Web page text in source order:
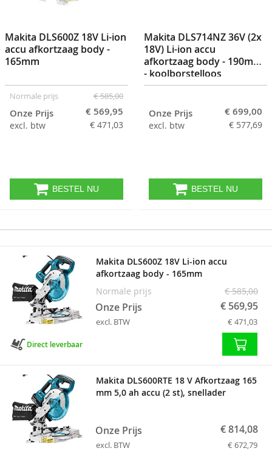
Makita DLS600Z 18V Li-ion
accu afkortzaag body -
165mm
Normale prijs € 585,00
Onze Prijs € 569,95
excl. btw € 471,03
BESTEL NU
Makita DLS714NZ 36V (2x
18V) Li-ion accu
afkortzaag body - 190mm
- koolborstelloos
Onze Prijs € 699,00
excl. btw € 577,69
BESTEL NU
Makita DLS600Z 18V Li-ion accu
afkortzaag body - 165mm
Normale prijs
€ 585,00
Onze Prijs € 569,95
excl. BTW € 471,03
Direct leverbaar
Makita DLS600RTE 18 V Afkortzaag 165
mm 5,0 ah accu (2 st), snellader
Onze Prijs € 814,08
excl. BTW € 672,79